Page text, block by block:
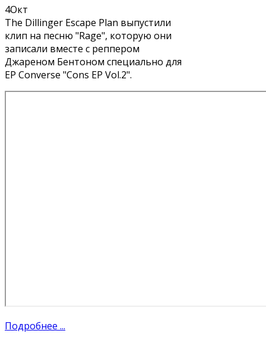
4Окт
The Dillinger Escape Plan выпустили
клип на песню "Rage", которую они
записали вместе с реппером
Джареном Бентоном специально для
EP Converse "Cons EP Vol.2".
Подробнее ...